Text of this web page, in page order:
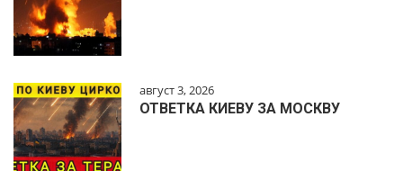
август 3, 2026
ОТВЕТКА КИЕВУ ЗА МОСКВУ